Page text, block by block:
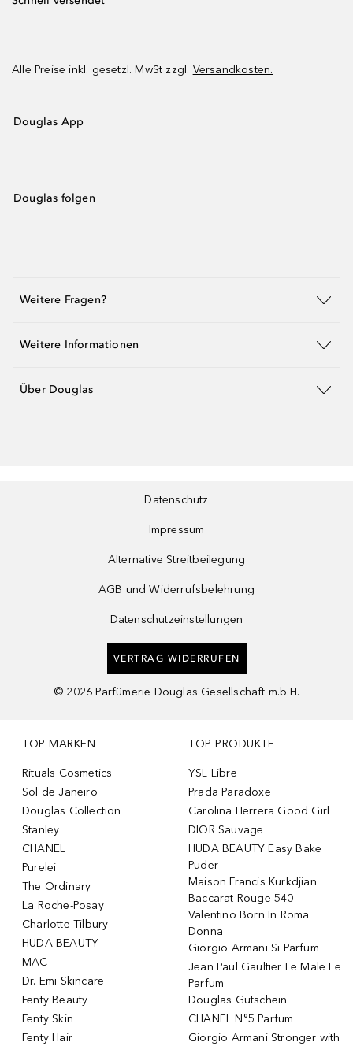
Alle Preise inkl. gesetzl. MwSt zzgl. Versandkosten.
Douglas App
Douglas folgen
Weitere Fragen?
Weitere Informationen
Über Douglas
Datenschutz
Impressum
Alternative Streitbeilegung
AGB und Widerrufsbelehrung
Datenschutzeinstellungen
VERTRAG WIDERRUFEN
© 2026 Parfümerie Douglas Gesellschaft m.b.H.
TOP MARKEN
Rituals Cosmetics
Sol de Janeiro
Douglas Collection
Stanley
CHANEL
Purelei
The Ordinary
La Roche-Posay
Charlotte Tilbury
HUDA BEAUTY
MAC
Dr. Emi Skincare
Fenty Beauty
Fenty Skin
Fenty Hair
TOP PRODUKTE
YSL Libre
Prada Paradoxe
Carolina Herrera Good Girl
DIOR Sauvage
HUDA BEAUTY Easy Bake
Puder
Maison Francis Kurkdjian
Baccarat Rouge 540
Valentino Born In Roma
Donna
Giorgio Armani Si Parfum
Jean Paul Gaultier Le Male Le
Parfum
Douglas Gutschein
CHANEL N°5 Parfum
Giorgio Armani Stronger with